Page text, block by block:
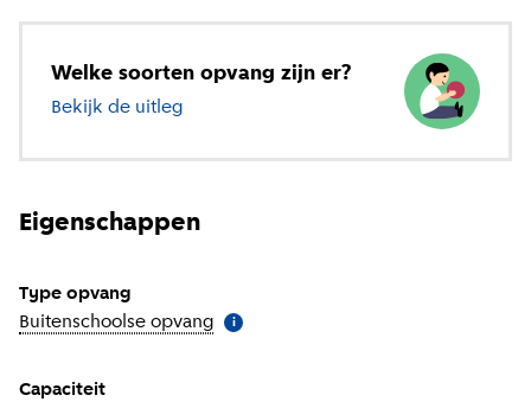
Welke soorten opvang zijn er?
Bekijk de uitleg over verschillende soorten opvang
Eigenschappen
Type opvang
Buitenschoolse opvang Meer informatie
i
Capaciteit